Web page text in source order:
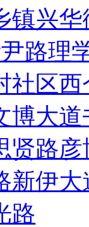
镇兴华
路理
社区西
博大道
贤路
新伊大
路